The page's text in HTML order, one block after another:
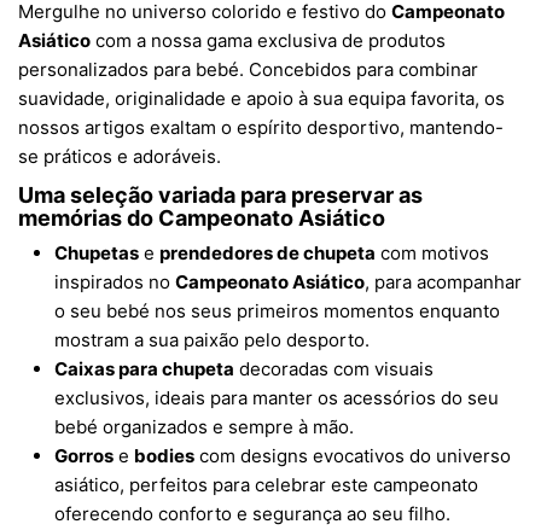
Mergulhe no universo colorido e festivo do Campeonato
Asiático com a nossa gama exclusiva de produtos
personalizados para bebé. Concebidos para combinar
suavidade, originalidade e apoio à sua equipa favorita, os
nossos artigos exaltam o espírito desportivo, mantendo-
se práticos e adoráveis.
Uma seleção variada para preservar as
memórias do Campeonato Asiático
Chupetas e prendedores de chupeta com motivos
inspirados no Campeonato Asiático, para acompanhar
o seu bebé nos seus primeiros momentos enquanto
mostram a sua paixão pelo desporto.
Caixas para chupeta decoradas com visuais
exclusivos, ideais para manter os acessórios do seu
bebé organizados e sempre à mão.
Gorros e bodies com designs evocativos do universo
asiático, perfeitos para celebrar este campeonato
oferecendo conforto e segurança ao seu filho.